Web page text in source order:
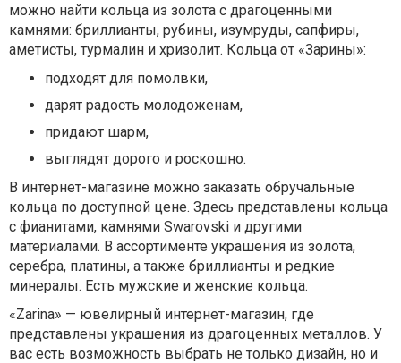
можно найти кольца из золота с драгоценными
камнями: бриллианты, рубины, изумруды, сапфиры,
аметисты, турмалин и хризолит. Кольца от «Зарины»:
подходят для помолвки,
дарят радость молодоженам,
придают шарм,
выглядят дорого и роскошно.
В интернет-магазине можно заказать обручальные
кольца по доступной цене. Здесь представлены кольца
с фианитами, камнями Swarovski и другими
материалами. В ассортименте украшения из золота,
серебра, платины, а также бриллианты и редкие
минералы. Есть мужские и женские кольца.
«Zarina» — ювелирный интернет-магазин, где
представлены украшения из драгоценных металлов. У
вас есть возможность выбрать не только дизайн, но и